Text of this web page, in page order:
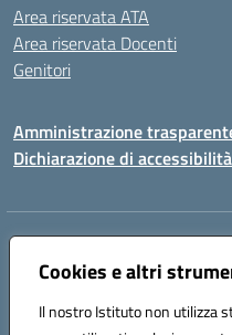
Cookies e altri
Il nostro Istituto non utilizza
Area riservata ATA
Area riservata Docenti
Genitori
Amministrazione
Dichiarazione di accessibilità
Indirizzo:
Centralino:0921562586 Email: